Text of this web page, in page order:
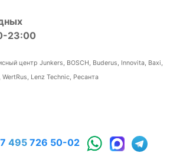
23:00
центр Junkers, BOSCH, Buderus, Innovita, Baxi,
WertRus, Lenz Technic, Ресанта
495 726 50-02